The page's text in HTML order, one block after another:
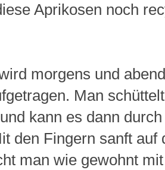
Aprikosen noch
morgens und
Man
kann es dann
den Fingern sanft
man wie gewohnt